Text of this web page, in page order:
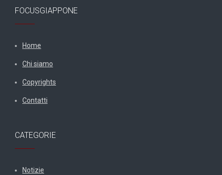
FOCUSGIAPPONE
Home
Chi siamo
Copyrights
Contatti
CATEGORIE
Notizie